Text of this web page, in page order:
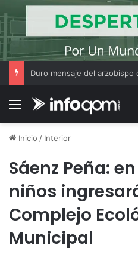
Menú
Inicio / Interior
Sáenz Peña:
niños
Complejo
Municipal